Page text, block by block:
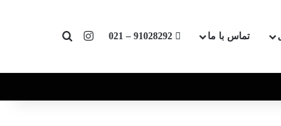
تماس با ما 91028292 – 021 اینستاگرامجستجو برای